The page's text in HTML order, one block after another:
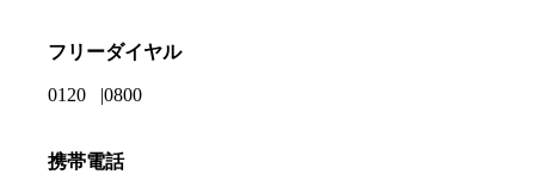
フリーダイヤル
0120 0800
携帯電話